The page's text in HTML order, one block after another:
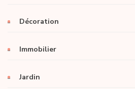
Décoration
Immobilier
Jardin